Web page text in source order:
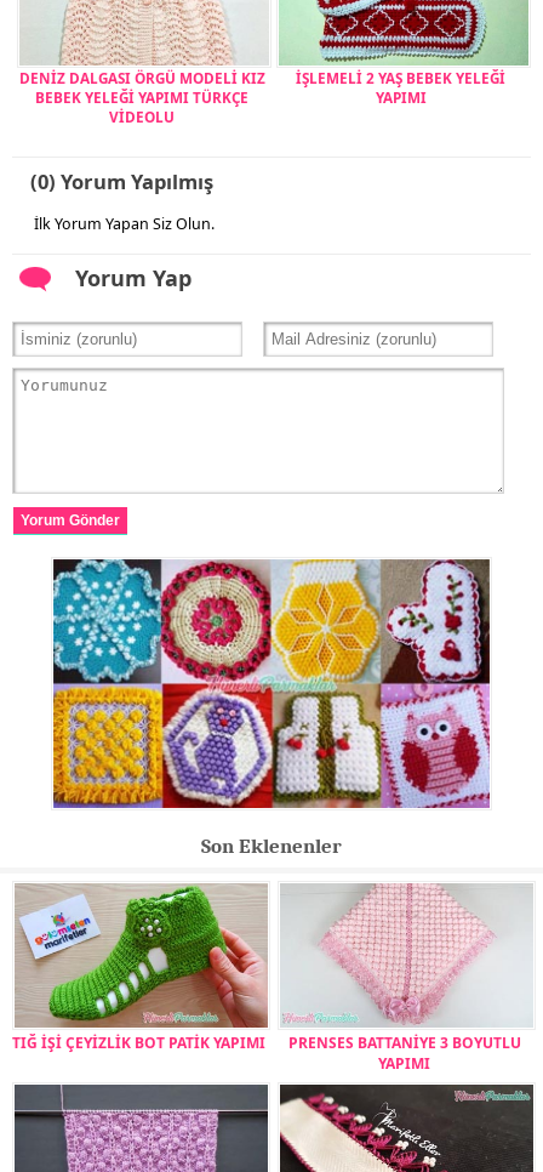
DENİZ DALGASI ÖRGÜ MODELİ KIZ
BEBEK YELEĞİ YAPIMI TÜRKÇE
VİDEOLU
İŞLEMELİ 2 YAŞ BEBEK YELEĞİ
YAPIMI
(0) Yorum Yapılmış
İlk Yorum Yapan Siz Olun.
Yorum Yap
Yorum Gönder
Son Eklenenler
TIĞ İŞİ ÇEYİZLİK BOT PATİK YAPIMI
PRENSES BATTANİYE 3 BOYUTLU
YAPIMI